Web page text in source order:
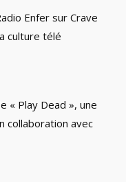
Enfer sur Crave
culture télé
« Play Dead », une
collaboration avec